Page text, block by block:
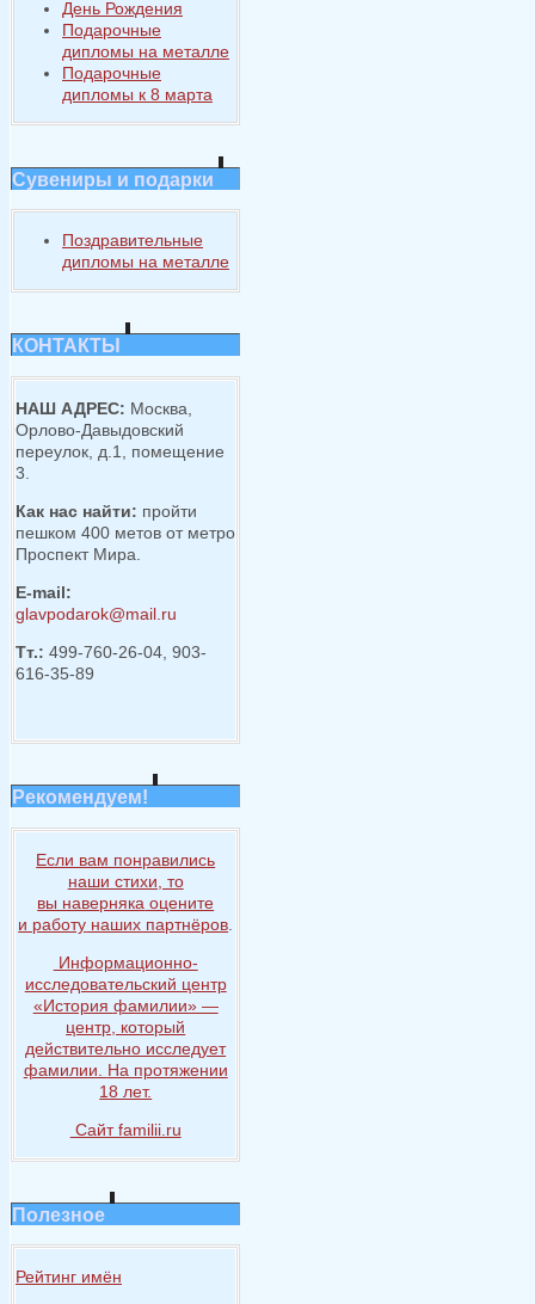
День Рождения
Подарочные
дипломы на металле
Подарочные
дипломы к 8 марта
Сувениры и подарки
Поздравительные
дипломы на металле
КОНТАКТЫ
НАШ АДРЕС: Москва,
Орлово-Давыдовский
переулок, д.1, помещение
3.
Как нас найти: пройти
пешком 400 метов от метро
Проспект Мира.
E-mail:
glavpodarok@mail.ru
Тт.: 499-760-26-04, 903-
616-35-89
Рекомендуем!
Если вам понравились
наши стихи, то
вы наверняка оцените
и работу наших партнёров
Информационно-
исследовательский центр
«История фамилии» —
центр, который
действительно исследует
фамилии. На протяжении
18 лет.
Сайт familii.ru
Полезное
Рейтинг имён